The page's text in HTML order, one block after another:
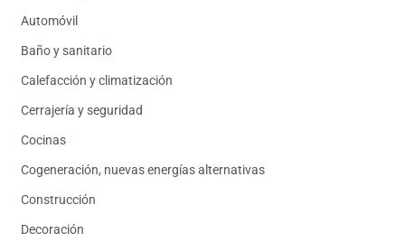
Automóvil
Baño y sanitario
Calefacción y climatización
Cerrajería y seguridad
Cocinas
Cogeneración, nuevas energías alternativas
Construcción
Decoración